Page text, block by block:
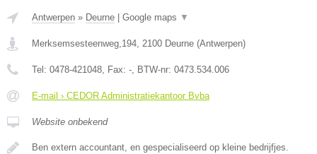
Antwerpen » Deurne Google maps ▼
Merksemsesteenweg,194 2100 Deurne (Antwerpen)
Tel: 0478-421048 , Fax: - , BTW-nr: 0473.534.006
E-mail › CEDOR Administratiekantoor Bvba
Website onbekend
Ben extern accountant, en gespecialiseerd op kleine bedrijfjes.